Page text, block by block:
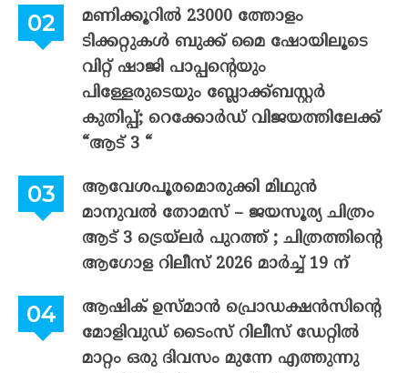
മണിക്കൂറിൽ 23000 ത്തോളം
ടിക്കറ്റുകൾ ബുക്ക് മൈ ഷോയിലൂടെ
വിറ്റ് ഷാജി പാപ്പന്റെയും
പിള്ളേരുടെയും ബ്ലോക്ക്ബസ്റ്റർ
കുതിപ്പ്; റെക്കോർഡ് വിജയത്തിലേക്ക്
“ആട് 3 “
ആവേശപൂരമൊരുക്കി മിഥുൻ
മാനുവൽ തോമസ് – ജയസൂര്യ ചിത്രം
ആട് 3 ട്രെയ്‌ലർ പുറത്ത് ; ചിത്രത്തിന്റെ
ആഗോള റിലീസ് 2026 മാർച്ച് 19 ന്
ആഷിക് ഉസ്മാൻ പ്രൊഡക്ഷൻസിന്റെ
മോളിവുഡ് ടൈംസ് റിലീസ് ഡേറ്റിൽ
മാറ്റം ഒരു ദിവസം മുന്നേ എത്തുന്നു